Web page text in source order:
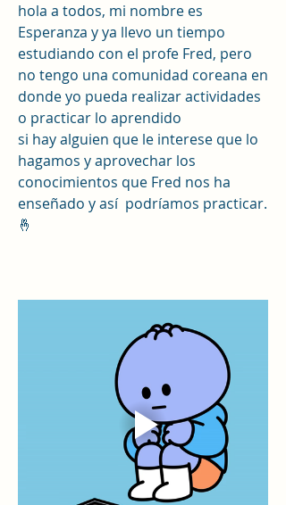
hola a todos, mi nombre es
Esperanza y ya llevo un tiempo
estudiando con el profe Fred, pero
no tengo una comunidad coreana en
donde yo pueda realizar actividades
o practicar lo aprendido
si hay alguien que le interese que lo
hagamos y aprovechar los
conocimientos que Fred nos ha
enseñado y así  podríamos practicar.
🤞